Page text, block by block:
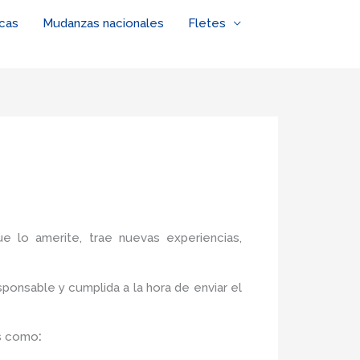
Mudanzas nacionales Fletes
lo amerite, trae nuevas experiencias,
y cumplida a la hora de enviar el
como: